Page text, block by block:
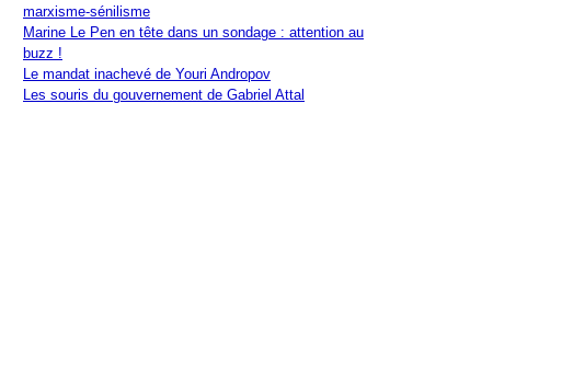
marxisme-sénilisme
Marine Le Pen en tête dans un sondage : attention au
buzz !
Le mandat inachevé de Youri Andropov
Les souris du gouvernement de Gabriel Attal